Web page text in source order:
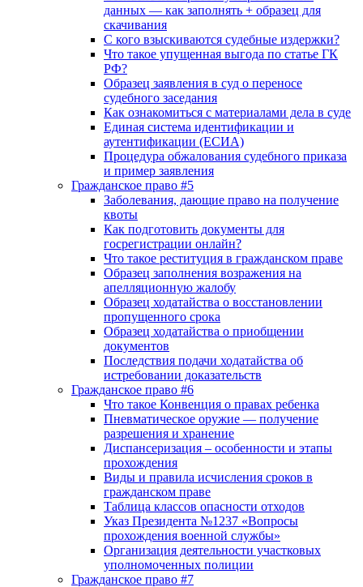
данных — как заполнять + образец для
скачивания
С кого взыскиваются судебные издержки?
Что такое упущенная выгода по статье ГК
РФ?
Образец заявления в суд о переносе
судебного заседания
Как ознакомиться с материалами дела в суде
Единая система идентификации и
аутентификации (ЕСИА)
Процедура обжалования судебного приказа
и пример заявления
Гражданское право #5
Заболевания, дающие право на получение
квоты
Как подготовить документы для
госрегистрации онлайн?
Что такое реституция в гражданском праве
Образец заполнения возражения на
апелляционную жалобу
Образец ходатайства о восстановлении
пропущенного срока
Образец ходатайства о приобщении
документов
Последствия подачи ходатайства об
истребовании доказательств
Гражданское право #6
Что такое Конвенция о правах ребенка
Пневматическое оружие — получение
разрешения и хранение
Диспансеризация – особенности и этапы
прохождения
Виды и правила исчисления сроков в
гражданском праве
Таблица классов опасности отходов
Указ Президента №1237 «Вопросы
прохождения военной службы»
Организация деятельности участковых
уполномоченных полиции
Гражданское право #7